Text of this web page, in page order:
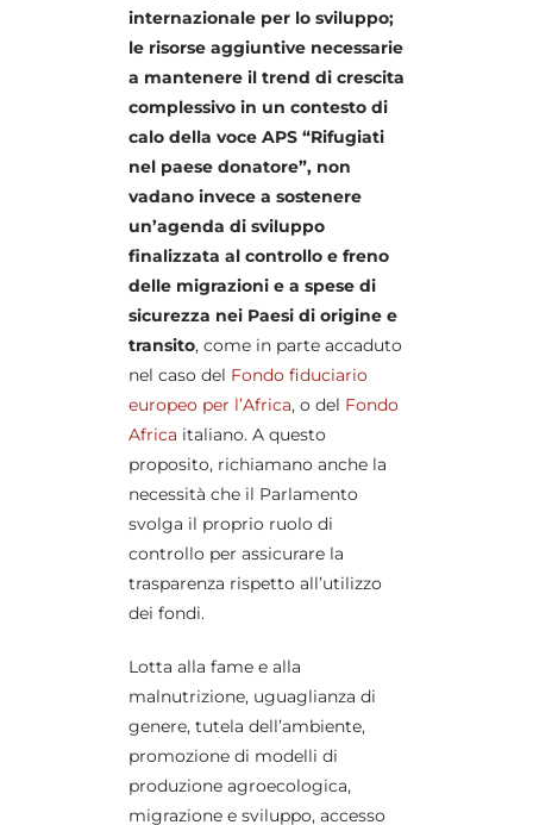
internazionale per lo sviluppo;
le risorse aggiuntive necessarie
a mantenere il trend di crescita
complessivo in un contesto di
calo della voce APS “Rifugiati
nel paese donatore”, non
vadano invece a sostenere
un’agenda di sviluppo
finalizzata al controllo e freno
delle migrazioni e a spese di
sicurezza nei Paesi di origine e
transito, come in parte accaduto
nel caso del Fondo fiduciario
europeo per l’Africa, o del Fondo
Africa italiano. A questo
proposito, richiamano anche la
necessità che il Parlamento
svolga il proprio ruolo di
controllo per assicurare la
trasparenza rispetto all’utilizzo
dei fondi.
Lotta alla fame e alla
malnutrizione, uguaglianza di
genere, tutela dell’ambiente,
promozione di modelli di
produzione agroecologica,
migrazione e sviluppo, accesso